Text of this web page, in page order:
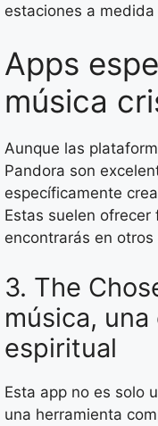
estaciones a
Apps
música
Aunque las
Pandora son
específicamente
Estas suelen
encontrarás en otros
3. The
música,
espiritual
Esta app no es solo
una herramienta